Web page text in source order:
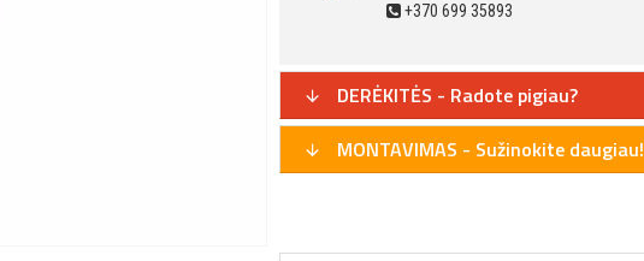
+370 699 35893
DERĖKITĖS - Radote pigiau?
MONTAVIMAS - Sužinokite daugiau!